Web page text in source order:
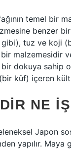
temel bir
benzer
tuz ve koji
malzemesidir
dokuya sahip
küf) içeren
NE
Japon
yapılır.